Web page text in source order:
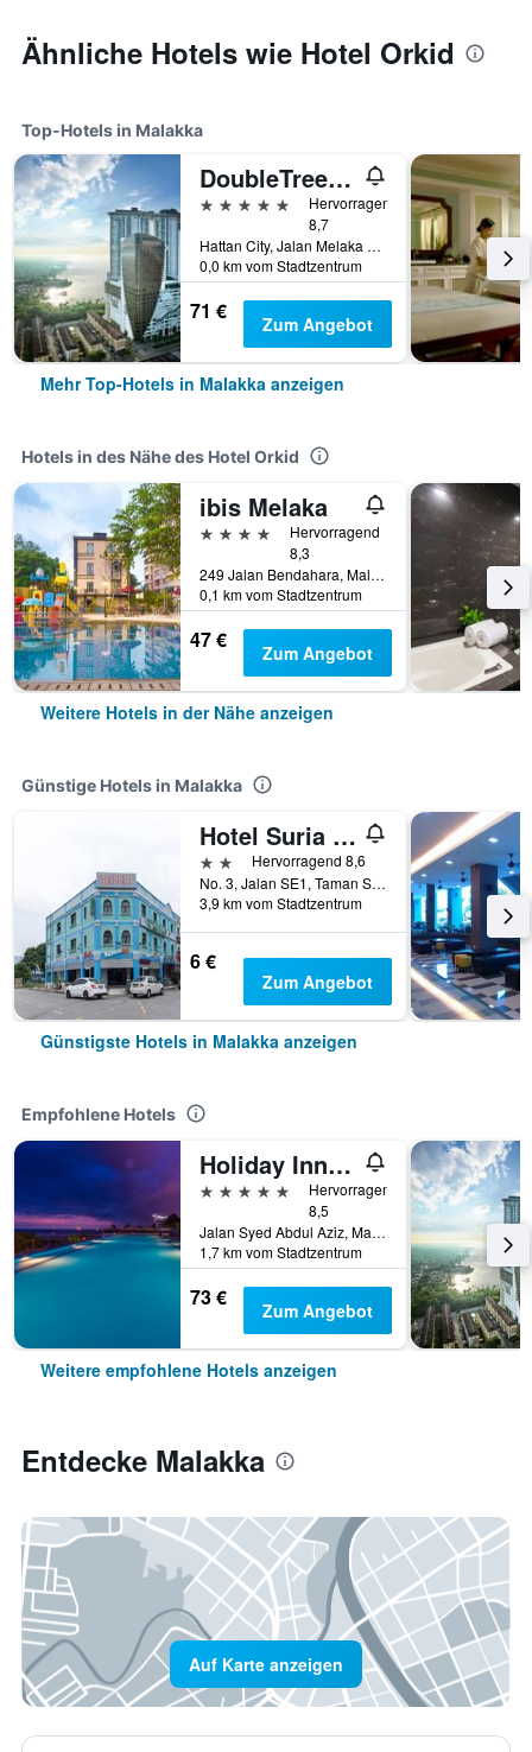
Ähnliche Hotels wie Hotel Orkid
Top-Hotels in Malakka
DoubleTree by Hilton Melaka
5 Sterne
Hervorragend
8,7
Hattan City, Jalan Melaka Raya 23, Malakka, Malaysia
0,0 km vom Stadtzentrum
71 € Zum Angebot
Mehr Top-Hotels in Malakka anzeigen
Hotels in des Nähe des Hotel Orkid
ibis Melaka
4 Sterne
Hervorragend
8,3
249 Jalan Bendahara, Malakka, Malaysia
0,1 km vom Stadtzentrum
47 € Zum Angebot
Weitere Hotels in der Nähe anzeigen
Günstige Hotels in Malakka
Hotel Suria Malaqa
2 SterneHervorragend 8,6
No. 3, Jalan SE1, Taman Semabok Emas, Semabok, Malakka, Malaysia
3,9 km vom Stadtzentrum
6 €
Zum Angebot
Günstigste Hotels in Malakka anzeigen
Empfohlene Hotels
Holiday Inn Melaka By IHG
5 Sterne
Hervorragend
8,5
Jalan Syed Abdul Aziz, Malakka, Malaysia
1,7 km vom Stadtzentrum
73 € Zum Angebot
Weitere empfohlene Hotels anzeigen
Entdecke Malakka
Auf Karte anzeigen